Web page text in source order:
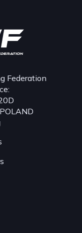
Federation